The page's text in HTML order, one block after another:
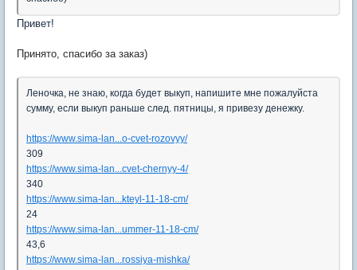
Привет!
Принято, спасибо за заказ)
Леночка, не знаю, когда будет выкуп, напишите мне пожалуйста
сумму, если выкуп раньше след. пятницы, я привезу денежку.
https://www.sima-lan...o-cvet-rozovyy/
309
https://www.sima-lan...cvet-chernyy-4/
340
https://www.sima-lan...kteyl-11-18-cm/
24
https://www.sima-lan...ummer-11-18-cm/
43,6
https://www.sima-lan...rossiya-mishka/